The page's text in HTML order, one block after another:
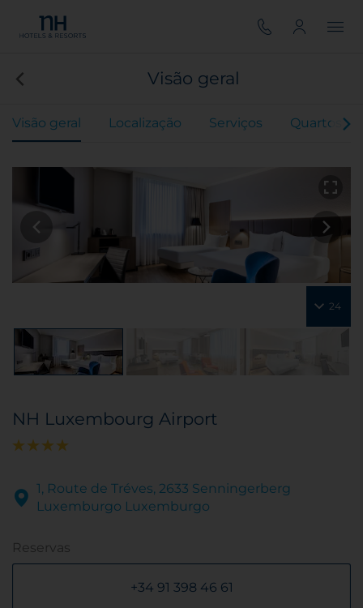
Visão geral
Visão geral Localização Serviços Quartos
24
NH Luxembourg Airport
1, Route de Tréves, 2633 Senningerberg
Luxemburgo Luxemburgo
Reservas
+34 91 398 46 61